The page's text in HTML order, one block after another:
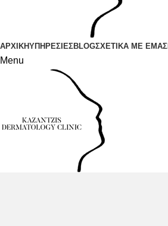
ΑΡΧΙΚΗΥΠΗΡΕΣΙΕΣBLOGΣΧΕΤΙΚΑ ΜΕ ΕΜΑΣ
Menu